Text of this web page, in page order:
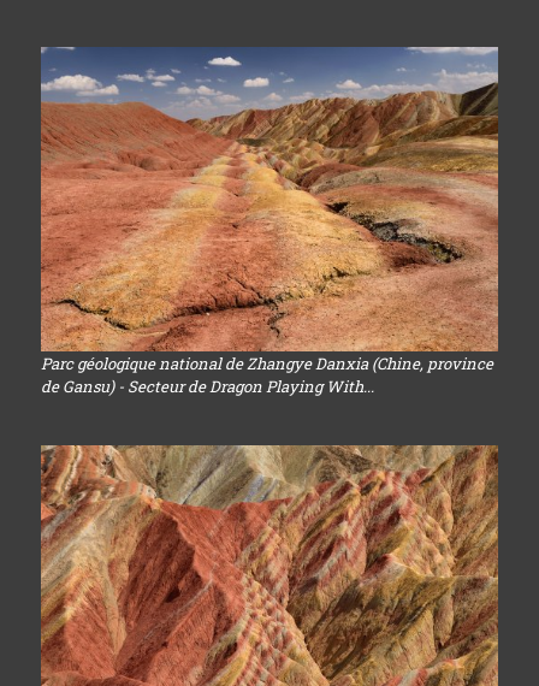
Parc géologique national de Zhangye Danxia (Chine, province
de Gansu) - Secteur de Dragon Playing With...